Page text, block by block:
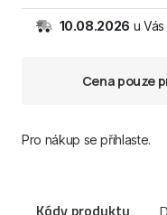
10.08.2026 u
Cena pouze
Pro nákup se přihlaste.
Kódy produktu